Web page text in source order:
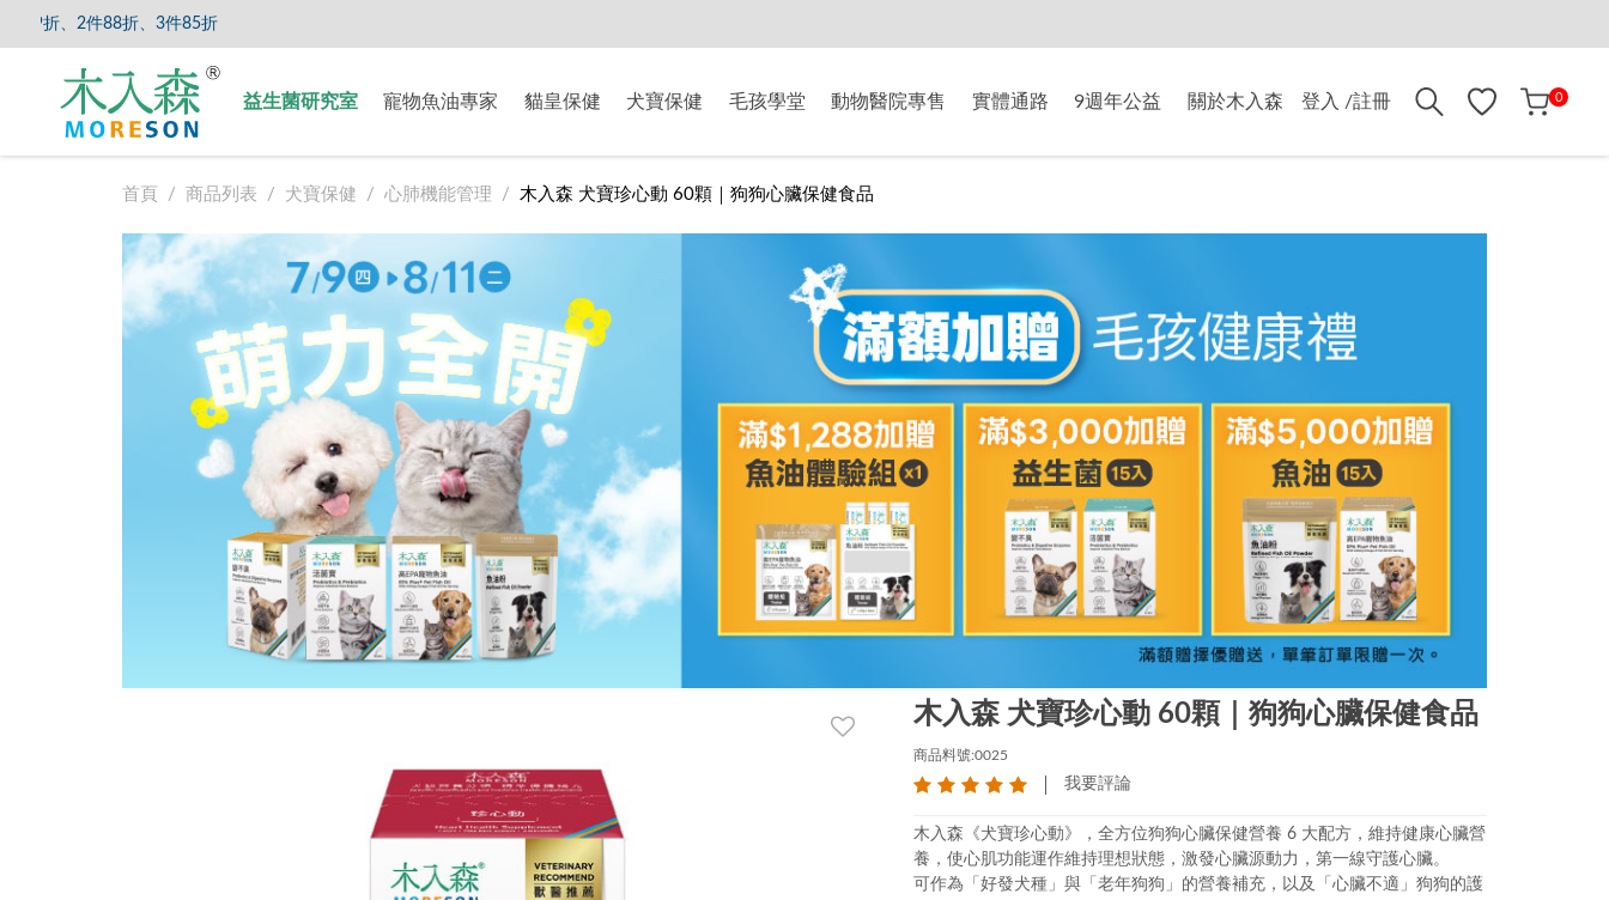
益生菌研究室 寵物魚油專家 貓皇保健 犬寶保健 毛孩學堂 動物醫院專售 實體通路 9週年公益 關於木入森 登入 /註冊 0
首頁 商品列表 犬寶保健 心肺機能管理 木入森 犬寶珍心動 60顆｜狗狗心臟保健食品
木入森 犬寶珍心動 60顆｜狗狗心臟保健食品
商品料號:0025
我要評論
木入森《犬寶珍心動》，全方位狗狗心臟保健營養 6 大配方，維持健康心臟營
養，使心肌功能運作維持理想狀態，激發心臟源動力，第一線守護心臟。
可作為「好發犬種」與「老年狗狗」的營養補充，以及「心臟不適」狗狗的護